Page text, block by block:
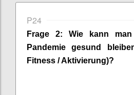
P24
Frage 2: Wie kann
Pandemie gesund
Fitness / Aktivierung)?